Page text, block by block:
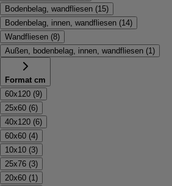
Bodenbelag, wandfliesen (15)
Bodenbelag, innen, wandfliesen (14)
Wandfliesen (8)
Außen, bodenbelag, innen, wandfliesen (1 )
Format cm
60x120 (9)
25x60 (6)
40x120 (6)
60x60 (4)
10x10 (3)
25x76 (3)
20x60 (1 )